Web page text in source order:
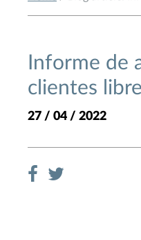
Informe de
clientes
27 / 04 / 2022